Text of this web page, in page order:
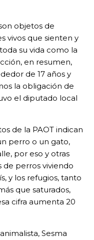
objetos de
vivos que sienten y
su vida como la
en resumen,
de 17 años y
la obligación de
el diputado local
de la PAOT indican
perro o un gato,
por eso y otras
de perros viviendo
y los refugios, tanto
que saturados,
cifra aumenta 20
Sesma